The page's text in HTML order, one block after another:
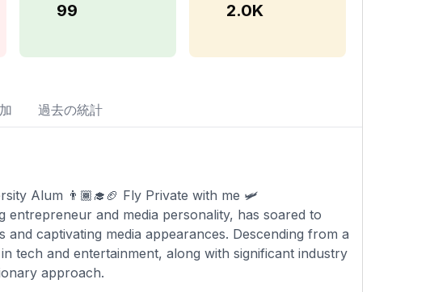
99 2.0K
過去の統計
Alum 👨🏾‍🎓🏈 Fly Private with me 🛩️
and media personality, has soared to
captivating media appearances. Descending from a
tech and entertainment, along with significant industry
approach.